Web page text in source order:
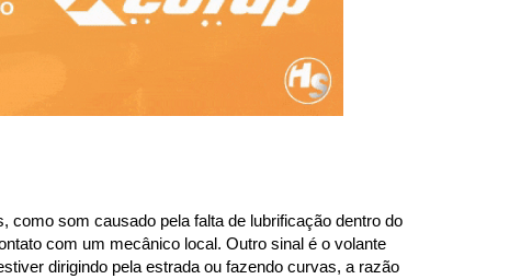
como som causado pela falta de lubrificação dentro do
com um mecânico local. Outro sinal é o volante
dirigindo pela estrada ou fazendo curvas, a razão